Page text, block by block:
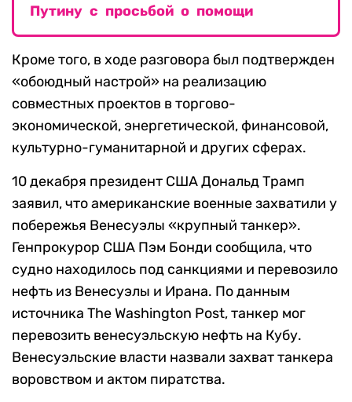
Путину с просьбой о помощи
Кроме того, в ходе разговора был подтвержден
«обоюдный настрой» на реализацию
совместных проектов в торгово-
экономической, энергетической, финансовой,
культурно-гуманитарной и других сферах.
10 декабря президент США Дональд Трамп
заявил, что американские военные захватили у
побережья Венесуэлы «крупный танкер».
Генпрокурор США Пэм Бонди сообщила, что
судно находилось под санкциями и перевозило
нефть из Венесуэлы и Ирана. По данным
источника The Washington Post, танкер мог
перевозить венесуэльскую нефть на Кубу.
Венесуэльские власти назвали захват танкера
воровством и актом пиратства.